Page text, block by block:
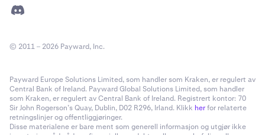
© 2011 – 2026 Payward, Inc.
Payward Europe Solutions Limited, som handler som Kraken, er regulert av
Central Bank of Ireland. Payward Global Solutions Limited, som handler
som Kraken, er regulert av Central Bank of Ireland. Registrert kontor: 70
Sir John Rogerson’s Quay, Dublin, D02 R296, Irland. Klikk herfor relaterte
retningslinjer og offentliggjøringer.
Disse materialene er bare ment som generell informasjon og utgjør ikke